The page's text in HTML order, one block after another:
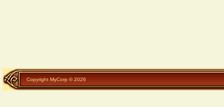
Copyright MyCorp © 2026